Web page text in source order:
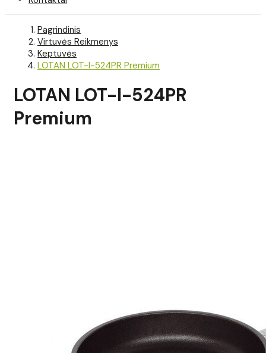
Pagrindinis
Virtuvės Reikmenys
Keptuvės
LOTAN LOT-I-524PR Premium
LOTAN LOT-I-524PR
Premium